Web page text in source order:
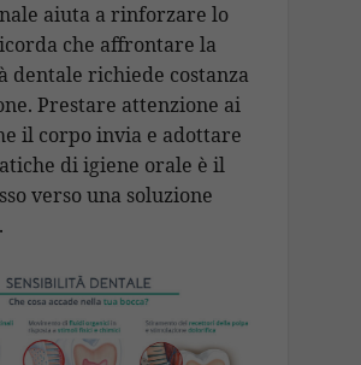
aiuta a rinforzare lo
che affrontare la
dentale richiede costanza
Prestare attenzione ai
il corpo invia e adottare
di igiene orale è il
verso una soluzione